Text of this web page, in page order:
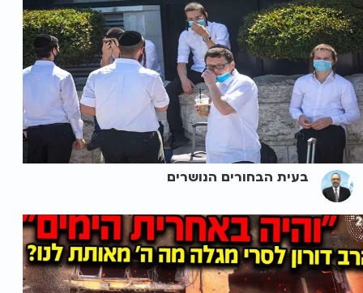
בעית הבחורים הנושרים